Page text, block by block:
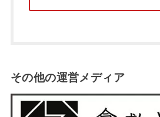
その他の運営メディア